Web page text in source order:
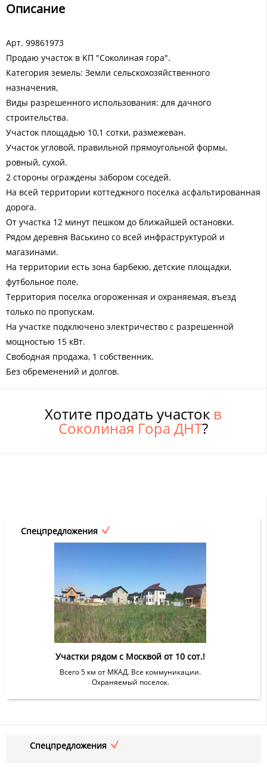
Описание
Арт. 99861973
Продаю участок в KП "Соколиная гоpа".
Категория земель: Земли сельскохозяйственного
назначения,
Виды разрешенного использования: для дачного
строительства.
Участок площадью 10,1 сотки, размежеван.
Участок угловой, правильнoй прямoугольнoй фоpмы,
pовный, cуxой.
2 стороны ограждены забором соседей.
На всей территории коттеджного поселка асфальтированная
дорога.
От участка 12 минут пешком до ближайшей остановки.
Рядом деревня Васькино со всей инфраструктурой и
магазинами.
На территории есть зона барбекю, детские площадки,
футбольное поле.
Территория поселка огороженная и охраняемая, въезд
только по пропускам.
На участке подключено электричество с разрешенной
мощностью 15 кВт.
Свободная продажа, 1 собственник.
Без обременений и долгов.
Хотите продать участок в
Соколиная Гора ДНТ?
Спецпредложения
Участки рядом с Москвой от 10 сот.!
Всего 5 км от МКАД. Все коммуникации.
Охраняемый поселок.
Спецпредложения